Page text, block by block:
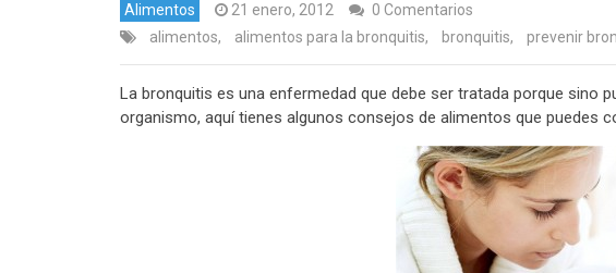
Alimentos 21 enero, 2012
0 Comentarios
alimentos, alimentos para la bronquitis, bronquitis, prevenir
La bronquitis es una enfermedad que debe ser tratada porque sino
organismo, aquí tienes algunos consejos de alimentos que puedes